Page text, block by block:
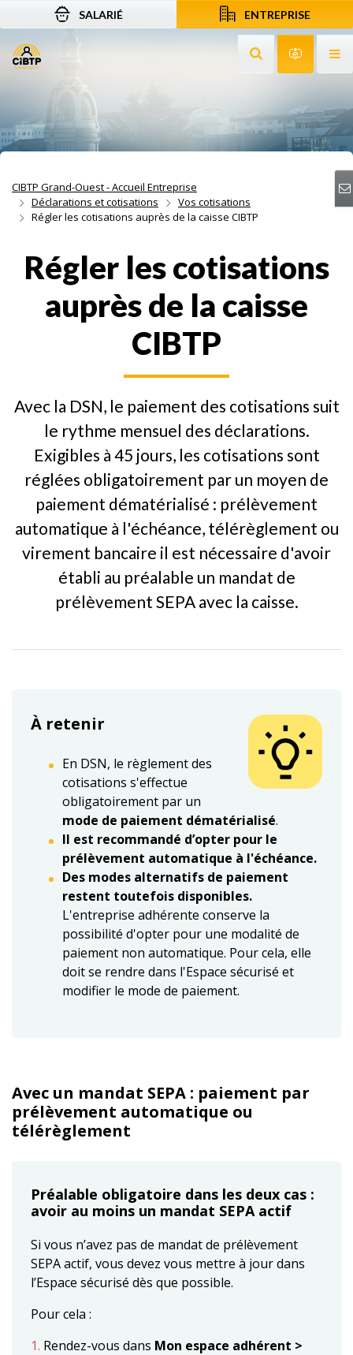
Aller au contenu
Aller à la recherche
Aller à la navigation
SALARIÉ ENTREPRISE
Rechercher sur
CIBTP Grand-Ouest - Accueil Entreprise
Déclarations et cotisations
Vos cotisations
Régler les cotisations auprès de la caisse CIBTP
Régler les cotisations
auprès de la caisse
CIBTP
Avec la DSN, le paiement des cotisations suit
le rythme mensuel des déclarations.
Exigibles à 45 jours, les cotisations sont
réglées obligatoirement par un moyen de
paiement dématérialisé : prélèvement
automatique à l'échéance, télérèglement ou
virement bancaire il est nécessaire d'avoir
établi au préalable un mandat de
prélèvement SEPA avec la caisse.
À retenir
En DSN, le règlement des
cotisations s'effectue
obligatoirement par un
mode de paiement dématérialisé.
Il est recommandé d’opter pour le
prélèvement automatique à l'échéance.
Des modes alternatifs de paiement
restent toutefois disponibles.
L'entreprise adhérente conserve la
possibilité d'opter pour une modalité de
paiement non automatique. Pour cela, elle
doit se rendre dans l'Espace sécurisé et
modifier le mode de paiement.
Avec un mandat SEPA : paiement par
prélèvement automatique ou
télérèglement
Préalable obligatoire dans les deux cas :
avoir au moins un mandat SEPA actif
Si vous n’avez pas de mandat de prélèvement
SEPA actif, vous devez vous mettre à jour dans
l’Espace sécurisé dès que possible.
Pour cela :
1. Rendez-vous dans Mon espace adhérent >